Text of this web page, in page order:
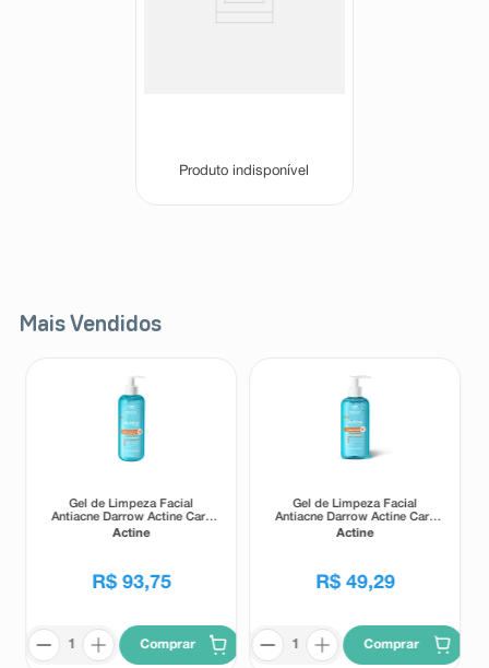
Singulair 4mg 30 Comprimidos
Produto indisponível
Mais Vendidos
Gel de Limpeza Facial
Antiacne Darrow Actine Care
Alta Tolerância 400g
Actine
R$ 93,75
Comprar
Gel de Limpeza Facial
Antiacne Darrow Actine Care
Alta Tolerância 140g
Actine
R$ 49,29
Comprar